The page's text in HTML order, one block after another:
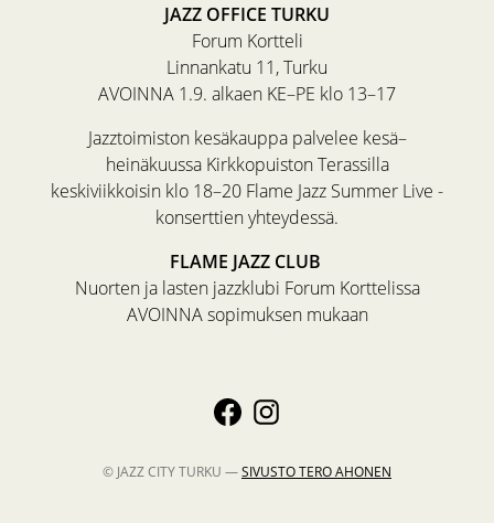
JAZZ OFFICE TURKU
Forum Kortteli
Linnankatu 11, Turku
AVOINNA 1.9. alkaen KE–PE klo 13–17
Jazztoimiston kesäkauppa palvelee kesä–
heinäkuussa Kirkkopuiston Terassilla
keskiviikkoisin klo 18–20 Flame Jazz Summer Live -
konserttien yhteydessä.
FLAME JAZZ CLUB
Nuorten ja lasten jazzklubi Forum Korttelissa
AVOINNA sopimuksen mukaan
© JAZZ CITY TURKU —SIVUSTOTERO AHONEN